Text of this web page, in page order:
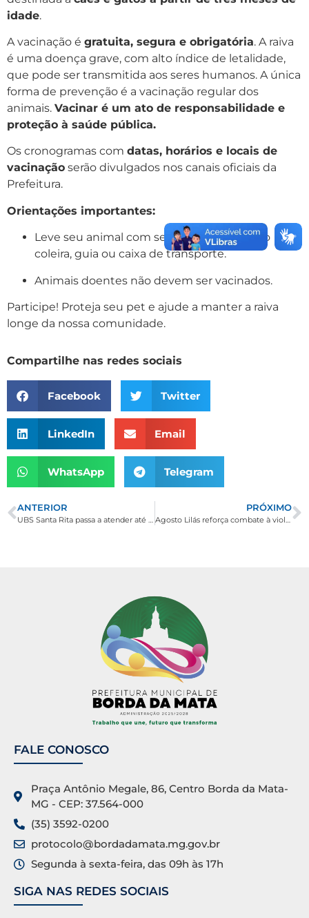
idade.
A vacinação é gratuita, segura e obrigatória. A raiva
é uma doença grave, com alto índice de letalidade,
que pode ser transmitida aos seres humanos. A única
forma de prevenção é a vacinação regular dos
animais. Vacinar é um ato de responsabilidade e
proteção à saúde pública.
Os cronogramas com datas, horários e locais de
vacinação serão divulgados nos canais oficiais da
Prefeitura.
Orientações importantes:
Leve seu animal com segurança, utilizando
coleira, guia ou caixa de transporte.
Animais doentes não devem ser vacinados.
Participe! Proteja seu pet e ajude a manter a raiva
longe da nossa comunidade.
Compartilhe nas redes sociais
Facebook Twitter
LinkedIn Email
WhatsApp Telegram
ANTERIOR
UBS Santa Rita passa a atender até as 20h em todos os dias da semana
PRÓXIMO
Agosto Lilás reforça combate à violência contra a mulher em Borda da Mata
FALE CONOSCO
Praça Antônio Megale, 86, Centro Borda da Mata-
MG - CEP: 37.564-000
(35) 3592-0200
protocolo@bordadamata.mg.gov.br
Segunda à sexta-feira, das 09h às 17h
SIGA NAS REDES SOCIAIS